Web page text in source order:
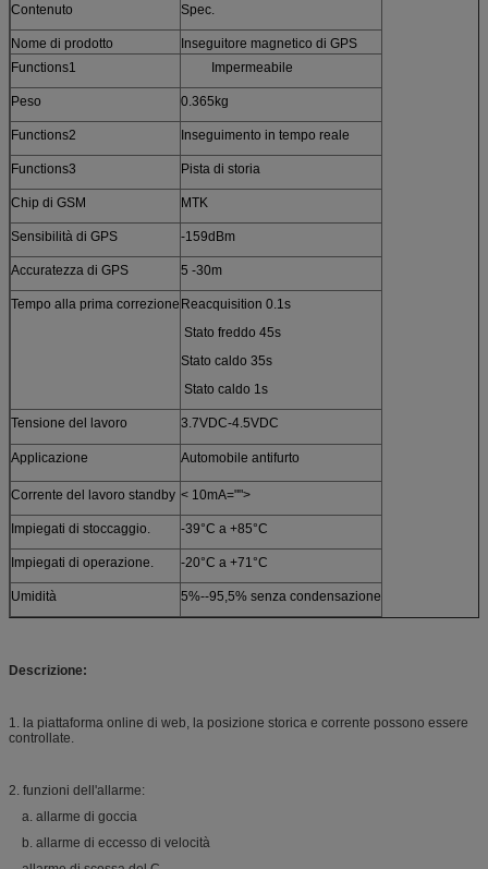
Contenuto Spec.
Nome di prodotto
Inseguitore magnetico di GPS
Functions1
Impermeabile
Peso 0.365kg
Functions2 Inseguimento in tempo reale
Functions3 Pista di storia
Chip di GSM MTK
Sensibilità di GPS -159dBm
Accuratezza di GPS 5 -30m
Tempo alla prima correzione Reacquisition 0.1s
Stato freddo 45s
Stato caldo 35s
Stato caldo 1s
Tensione del lavoro 3.7VDC-4.5VDC
Applicazione Automobile antifurto
Corrente del lavoro standby < 10mA="">
Impiegati di stoccaggio. -39°C a +85°C
Impiegati di operazione. -20°C a +71°C
Umidità 5%--95,5% senza condensazione
Descrizione:
1. la piattaforma online di web, la posizione storica e corrente possono essere
controllate.
2. funzioni dell'allarme:
a. allarme di goccia
b. allarme di eccesso di velocità